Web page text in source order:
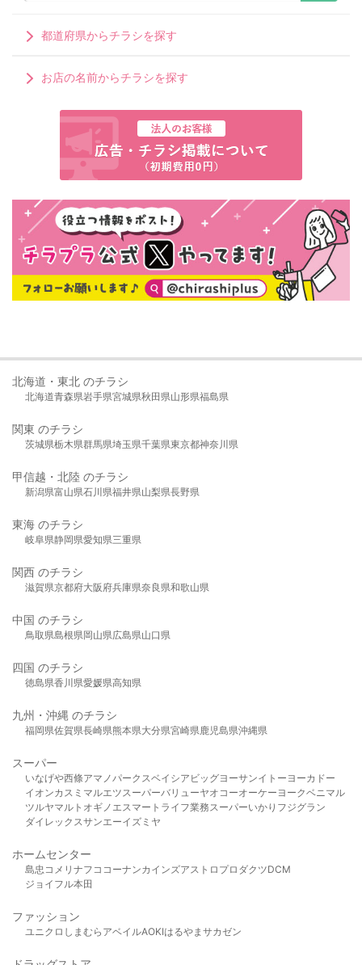
都道府県からチラシを探す
お店の名前からチラシを探す
北海道・東北 のチラシ
北海道青森県岩手県宮城県秋田県山形県福島県
関東 のチラシ
茨城県栃木県群馬県埼玉県千葉県東京都神奈川県
甲信越・北陸 のチラシ
新潟県富山県石川県福井県山梨県長野県
東海 のチラシ
岐阜県静岡県愛知県三重県
関西 のチラシ
滋賀県京都府大阪府兵庫県奈良県和歌山県
中国 のチラシ
鳥取県島根県岡山県広島県山口県
四国 のチラシ
徳島県香川県愛媛県高知県
九州・沖縄 のチラシ
福岡県佐賀県長崎県熊本県大分県宮崎県鹿児島県沖縄県
スーパー
いなげや西條アマノパークスベイシア ビッグヨーサンイトーヨーカドー
イオンカスミ マルエツスーパーバリューヤオコーオーケー ヨークベニマル
ツルヤマルト オギノ エスマート ライフ業務スーパーいかり フジグラン
ダイレックスサンエーイズミヤ
ホームセンター
島忠 コメリ ナフコ コーナンカインズアストロプロダクツDCM
ジョイフル本田
ファッション
ユニクロ しまむら アベイルAOKIはるやま サカゼン